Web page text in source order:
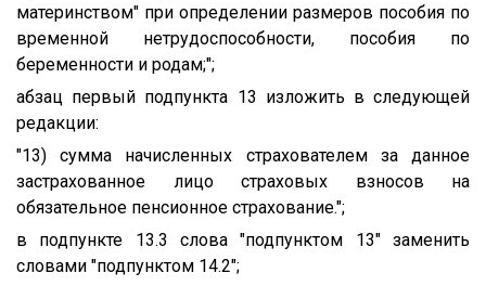
материнством" при определении размеров пособия по
временной нетрудоспособности, пособия по
беременности и родам;";
абзац первый подпункта 13 изложить в следующей
редакции:
"13) сумма начисленных страхователем за данное
застрахованное лицо страховых взносов на
обязательное пенсионное страхование.";
в подпункте 13.3 слова "подпунктом 13" заменить
словами "подпунктом 14.2";